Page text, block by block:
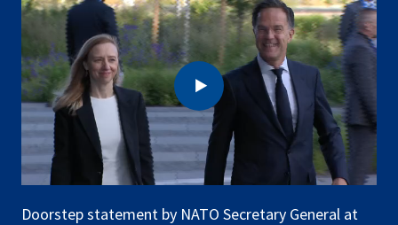
Doorstep statement by NATO Secretary General at